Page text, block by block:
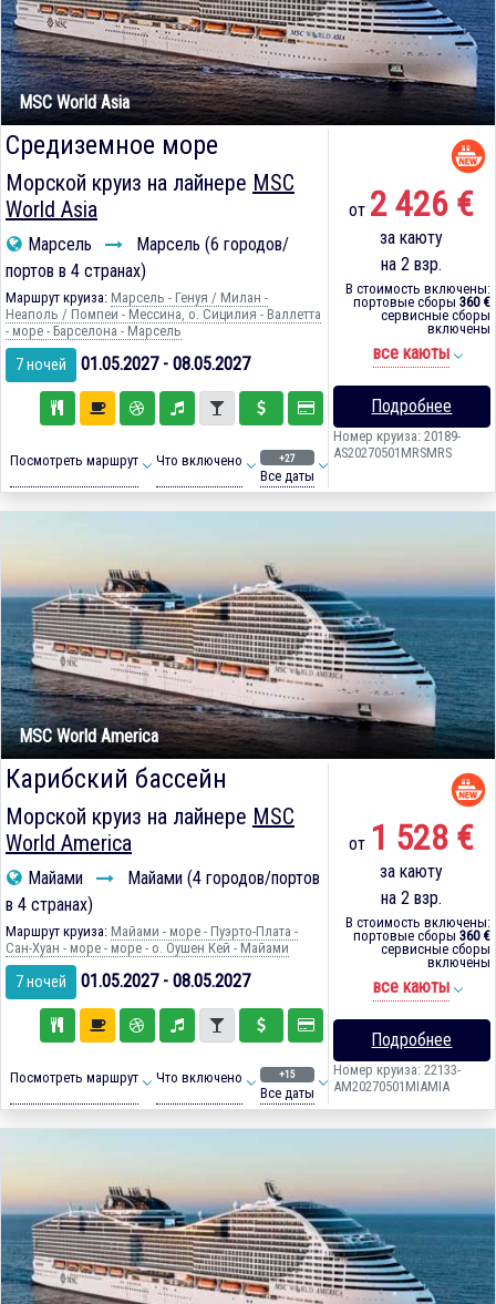
MSC World Asia
Средиземное море
Морской круиз на лайнере MSC
World Asia
Марсель
Марсель (6 городов/
портов в 4 странах)
Маршрут круиза: Марсель - Генуя / Милан -
Неаполь / Помпеи - Мессина, о. Сицилия - Валлетта
- море - Барселона - Марсель
7 ночей 01.05.2027 - 08.05.2027
Посмотреть маршрут Что включено +27
Все даты
от 2 426 €
за каюту
на 2 взр.
В стоимость включены:
портовые сборы 360 €
сервисные сборы
включены
все каюты
Подробнее
Номер круиза: 20189-
AS20270501MRSMRS
MSC World America
Карибский бассейн
Морской круиз на лайнере MSC
World America
Майами
Майами (4 городов/портов
в 4 странах)
Маршрут круиза: Майами - море - Пуэрто-Плата -
Сан-Хуан - море - море - о. Оушен Кей - Майами
7 ночей 01.05.2027 - 08.05.2027
Посмотреть маршрут Что включено +15
Все даты
от 1 528 €
за каюту
на 2 взр.
В стоимость включены:
портовые сборы 360 €
сервисные сборы
включены
все каюты
Подробнее
Номер круиза: 22133-
AM20270501MIAMIA